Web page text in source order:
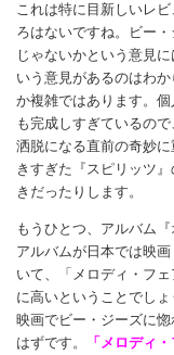
これは特に目新しいレ
ろはないですね。ビー
じゃないかという意見
いう意見があるのはわ
か複雑ではあります。個
も完成しすぎているの
洒脱になる直前の奇妙
きすぎた『スピリッツ
きだったりします。
もうひとつ、アルバム
アルバムが日本では映
いて、「メロディ・フ
に高いということでし
映画でビー・ジーズに
はずです。
「メロディ